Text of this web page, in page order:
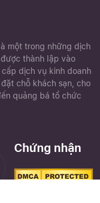
một trong những dịch
thành lập vào
dịch vụ kinh doanh
chỗ khách sạn, cho
quảng bá tổ chức
Chứng nhận